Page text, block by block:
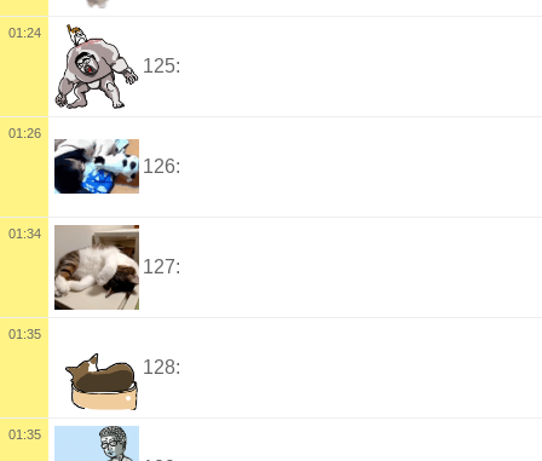
01:24
125:
01:26
126:
01:34
127:
01:35
128:
01:35